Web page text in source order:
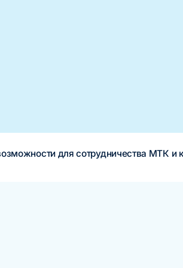
для сотрудничества МТК и